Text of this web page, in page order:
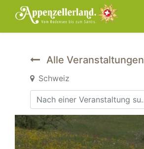
Alle Veranstaltungen
Schweiz